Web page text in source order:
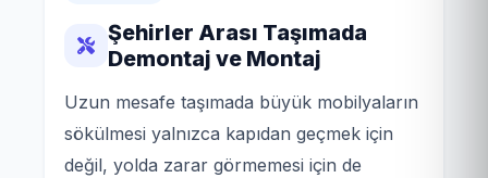
Şehirler Arası Taşımada
Demontaj ve Montaj
Uzun mesafe taşımada büyük mobilyaların
sökülmesi yalnızca kapıdan geçmek için
değil, yolda zarar görmemesi için de